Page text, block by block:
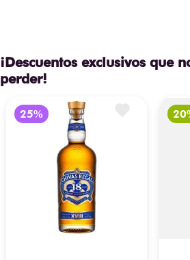
¡Descuentos exclusivos que
perder!